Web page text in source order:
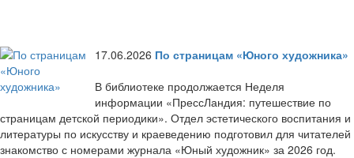
17.06.2026 По страницам «Юного художника»
В библиотеке продолжается Неделя
информации «ПрессЛандия: путешествие по
страницам детской периодики». Отдел эстетического воспитания и
литературы по искусству и краеведению подготовил для читателей
знакомство с номерами журнала «Юный художник» за 2026 год.